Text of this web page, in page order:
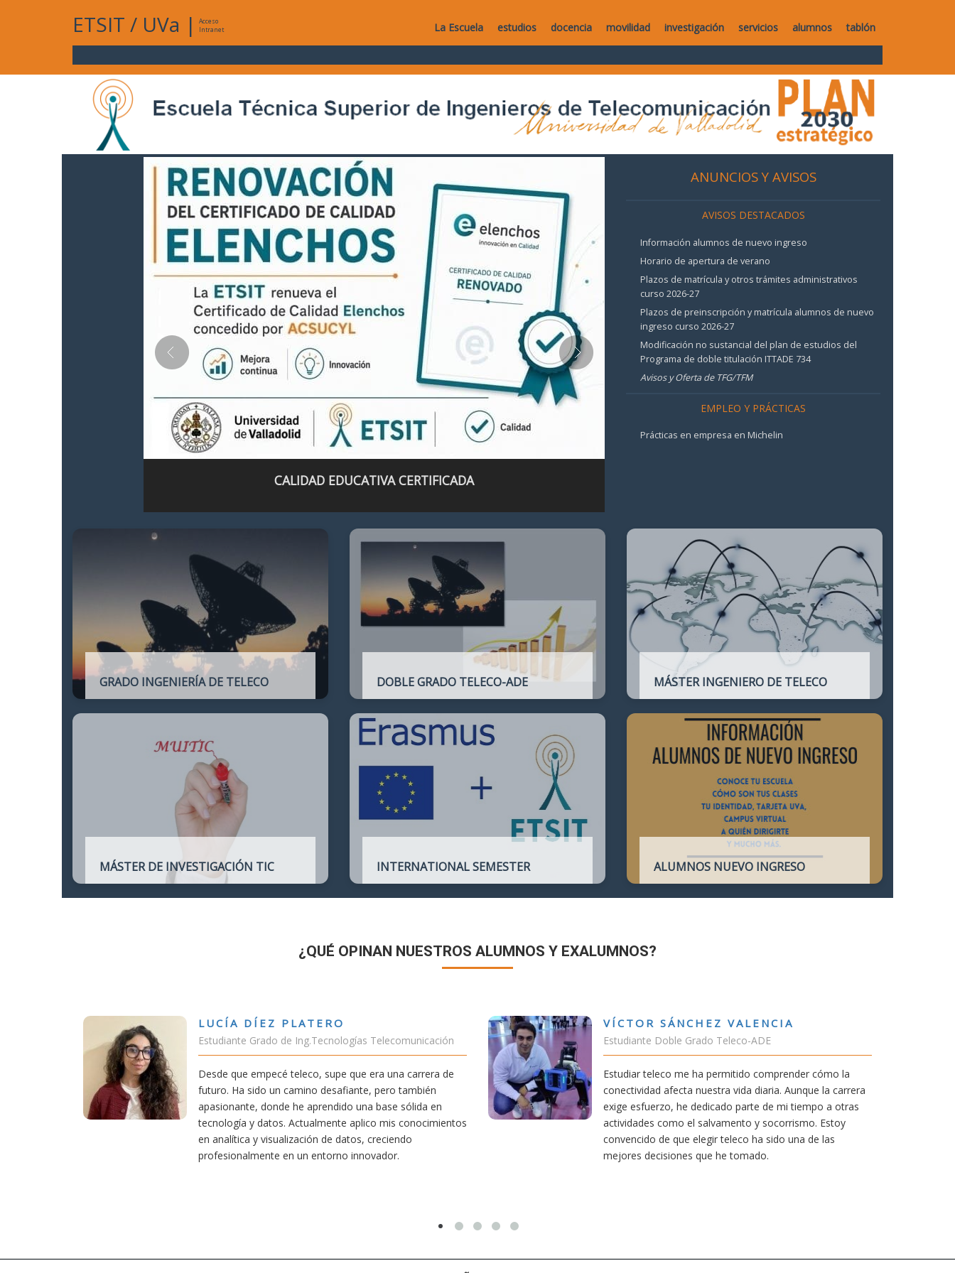
ETSIT / UVa |
Acceso
Intranet
La Escuela estudios docencia movilidad investigación servicios alumnos tablón
CALIDAD EDUCATIVA CERTIFICADA
ANUNCIOS Y AVISOS
AVISOS DESTACADOS
Información alumnos de nuevo ingreso
Horario de apertura de verano
Plazos de matrícula y otros trámites administrativos
curso 2026-27
Plazos de preinscripción y matrícula alumnos de nuevo
ingreso curso 2026-27
Modificación no sustancial del plan de estudios del
Programa de doble titulación ITTADE 734
Avisos y Oferta de TFG/TFM
EMPLEO Y PRÁCTICAS
Prácticas en empresa en Michelin
GRADO INGENIERÍA DE TELECO DOBLE GRADO TELECO-ADE
Ingeniería de Telecomunicación con la de
Administración y Dirección de Empresas
MÁSTER INGENIERO DE TELECO
profesionales del Ingeniero de
Telecomunicación y que habilita para el
ejercicio de la profesión.
MÁSTER DE INVESTIGACIÓN TIC INTERNATIONAL SEMESTER ALUMNOS NUEVO INGRESO
¿QUÉ OPINAN NUESTROS ALUMNOS Y EXALUMNOS?
PLATERO
de Ing.Tecnologías Telecomunicación
teleco, supe que era una carrera de
un camino desafiante, pero también
donde he aprendido una base sólida en
datos. Actualmente aplico mis conocimientos
VÍCTOR SÁNCHEZ VALENCIA
Estudiante Doble Grado Teleco-ADE
Estudiar teleco me ha permitido comprender cómo la
conectividad afecta nuestra vida diaria. Aunque la carrera
exige esfuerzo, he dedicado parte de mi tiempo a otras
actividades como el salvamento y socorrismo. Estoy
convencido de que elegir teleco ha sido una de las
mejores decisiones que he tomado.
RUBÉN URRACA TORICES
Estudiante Grado de Ing.Tecnologías
En cualquier carrera necesitas una buena
mía siempre ha sido poder trabajar en
carrera de teleco me dará la oportunidad
Aunque al principio parezca duro, uno
mereció la pena por las múltiples
titulación ofrece.